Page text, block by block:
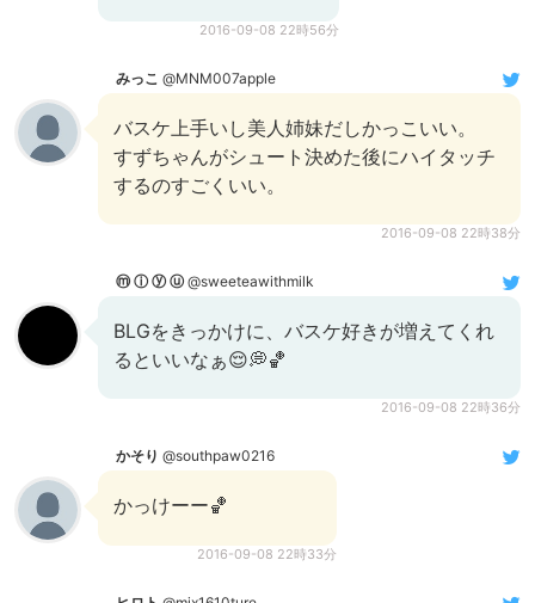
2016-09-08 22時56分
みっこ @MNM007apple
バスケ上手いし美人姉妹だしかっこいい。
すずちゃんがシュート決めた後にハイタッチ
するのすごくいい。
2016-09-08 22時38分
ⓜ ⓘ ⓨ ⓤ @sweeteawithmilk
BLGをきっかけに、バスケ好きが増えてくれ
るといいなぁ😌💭🏀
2016-09-08 22時36分
かそり @southpaw0216
かっけーー🏀
2016-09-08 22時33分